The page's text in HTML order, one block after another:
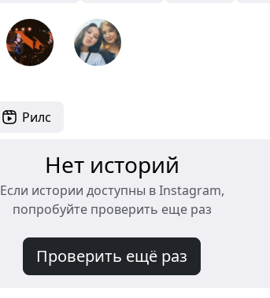
Рилс
Нет историй
Если истории доступны в Instagram,
попробуйте проверить еще раз
Проверить ещё раз